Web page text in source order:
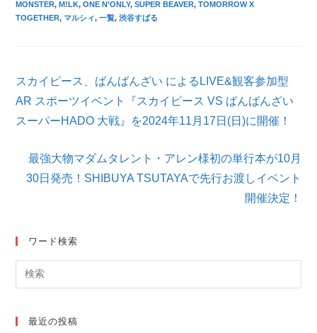
MONSTER, M!LK, ONE N’ONLY, SUPER BEAVER, TOMORROW X
TOGETHER, マルシィ, 一覧, 渋谷すばる
の
他
記
スカイピース、ばんばんざい によるLIVE&観客参加型
AR スポーツイベント『スカイピース VS ばんばんざい
スーパーHADO 大戦』を2024年11月17日(日)に開催！
最強大物マダムタレント・アレン様初の単行本が10月
30日発売！SHIBUYA TSUTAYAで先行お渡しイベント
開催決定！
ワード検索
最近の投稿